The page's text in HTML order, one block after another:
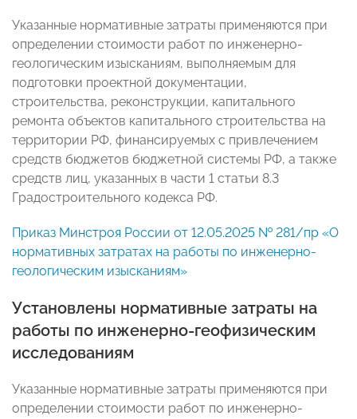
Указанные нормативные затраты применяются при
определении стоимости работ по инженерно-
геологическим изысканиям, выполняемым для
подготовки проектной документации,
строительства, реконструкции, капитального
ремонта объектов капитального строительства на
территории РФ, финансируемых с привлечением
средств бюджетов бюджетной системы РФ, а также
средств лиц, указанных в части 1 статьи 8.3
Градостроительного кодекса РФ.
Приказ Минстроя России от 12.05.2025 № 281/пр «О
нормативных затратах на работы по инженерно-
геологическим изысканиям»
Установлены нормативные затраты на
работы по инженерно-геофизическим
исследованиям
Указанные нормативные затраты применяются при
определении стоимости работ по инженерно-